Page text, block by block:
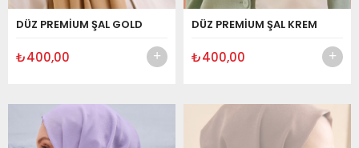
DÜZ PREMİUM ŞAL GOLD
₺400,00
DÜZ PREMİUM ŞAL KREM
₺400,00